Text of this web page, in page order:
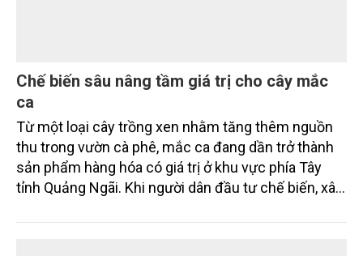
Chế biến sâu nâng tầm giá trị cho cây mắc
ca
Từ một loại cây trồng xen nhằm tăng thêm nguồn
thu trong vườn cà phê, mắc ca đang dần trở thành
sản phẩm hàng hóa có giá trị ở khu vực phía Tây
tỉnh Quảng Ngãi. Khi người dân đầu tư chế biến, xây
mắc ca được nâng lên đáng kể, tạo động lực hình